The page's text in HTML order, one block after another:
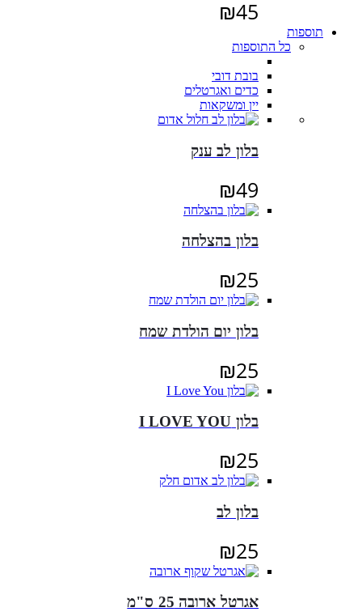
₪45
תוספות
כל התוספות
בובת דובי
כדים ואגרטלים
יין ומשקאות
בלון לב ענק
₪49
בלון בהצלחה
₪25
בלון יום הולדת שמח
₪25
בלון I LOVE YOU
₪25
בלון לב
₪25
אגרטל ארובה 25 ס"מ